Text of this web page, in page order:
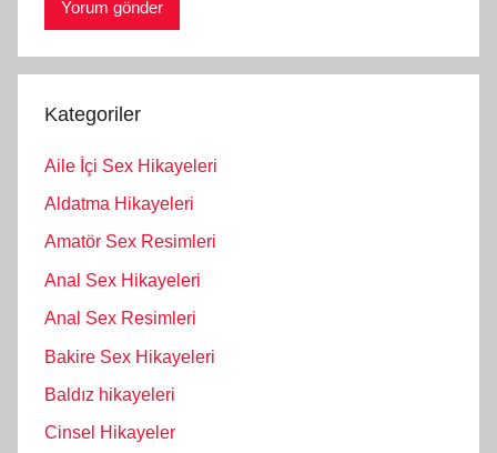
Kategoriler
Aile İçi Sex Hikayeleri
Aldatma Hikayeleri
Amatör Sex Resimleri
Anal Sex Hikayeleri
Anal Sex Resimleri
Bakire Sex Hikayeleri
Baldız hikayeleri
Cinsel Hikayeler